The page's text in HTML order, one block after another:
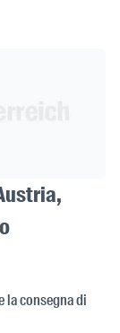
la consegna di